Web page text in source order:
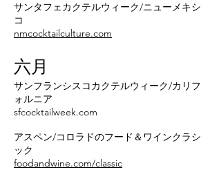
サンタフェカクテルウィーク/ニューメキシ
コ
nmcocktailculture.com
六月
サンフランシスコカクテルウィーク/カリフ
ォルニア
sfcocktailweek.com
アスペン/コロラドのフード＆ワインクラシ
ック
foodandwine.com/classic